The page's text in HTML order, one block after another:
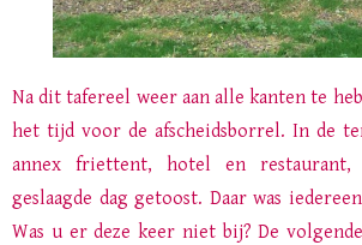
Na dit tafereel weer aan alle kanten te
het tijd voor de afscheidsborrel. In de
annex friettent, hotel en
geslaagde dag getoost. Daar was
Was u er deze keer niet bij? De